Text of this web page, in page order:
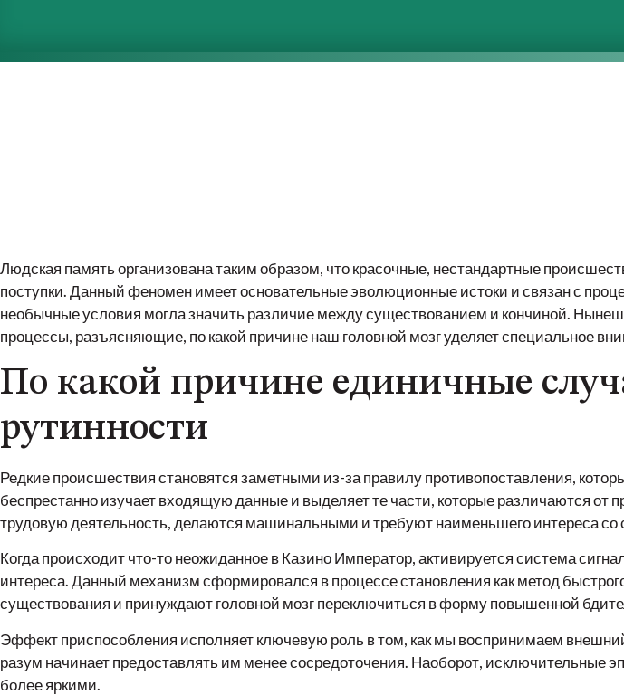
Людская память организована таким образом, что красочные, нестандартные
поступки. Данный феномен имеет основательные эволюционные истоки и связан с
необычные условия могла значить различие между существованием и кончиной.
процессы, разъясняющие, по какой причине наш головной мозг уделяет специальное
По какой причине единичные
рутинности
Редкие происшествия становятся заметными из-за правилу противопоставления,
беспрестанно изучает входящую данные и выделяет те части, которые различаются от
трудовую деятельность, делаются машинальными и требуют наименьшего интереса со
Когда происходит что-то неожиданное в Казино Император, активируется система
интереса. Данный механизм сформировался в процессе становления как метод
существования и принуждают головной мозг переключиться в форму повышенной
Эффект приспособления исполняет ключевую роль в том, как мы воспринимаем
разум начинает предоставлять им менее сосредоточения. Наоборот,
более яркими.